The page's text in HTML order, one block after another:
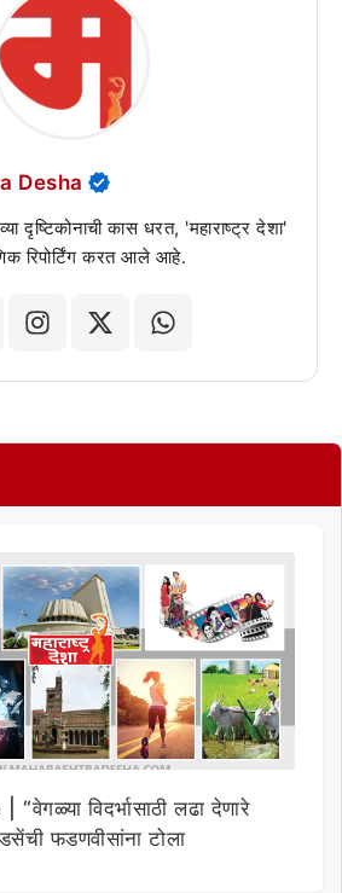
Desha
दृष्टिकोनाची कास धरत, 'महाराष्ट्र देशा'
रिपोर्टिंग करत आले आहे.
विदर्भासाठी लढा देणारे
फडणवीसांना टोला